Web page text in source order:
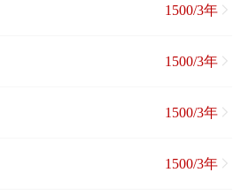
1500/3年
1500/3年
1500/3年
1500/3年